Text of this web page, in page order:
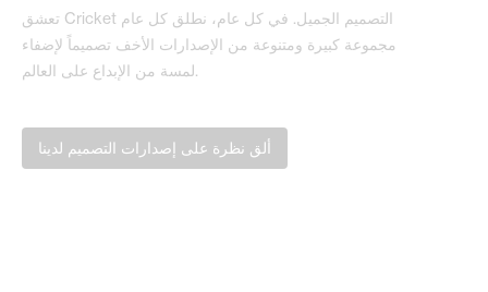
تعشق Cricket التصميم الجميل. في كل عام، نطلق كل عام
مجموعة كبيرة ومتنوعة من الإصدارات الأخف تصميماً لإضفاء
لمسة من الإبداع على العالم.
ألق نظرة على إصدارات التصميم لدينا